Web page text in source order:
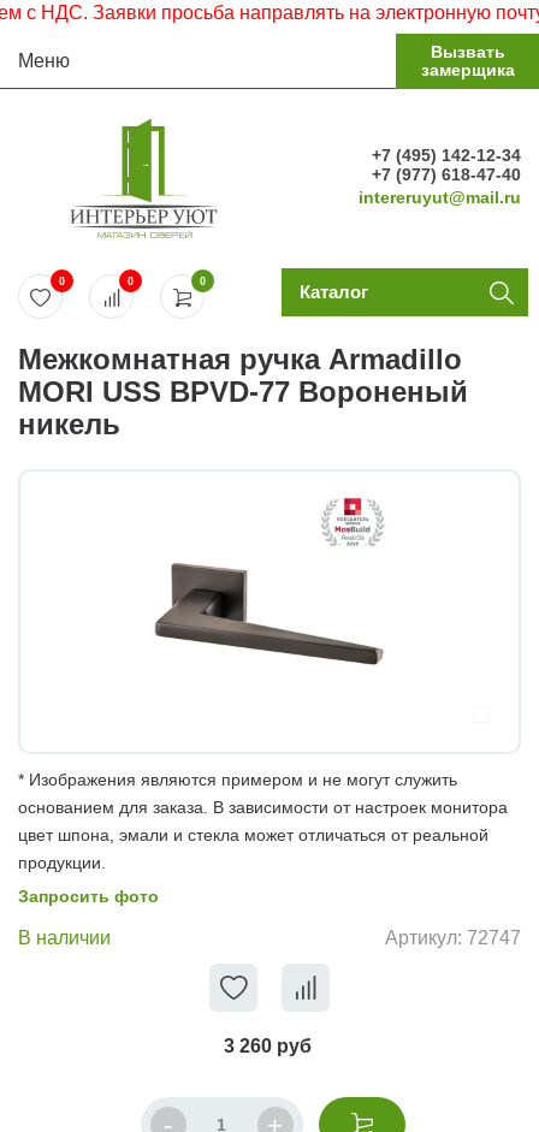
Заявки просьба направлять на электронную почту.
Меню
Вызвать
замерщика
+7 (495) 142-12-34
+7 (977) 618-47-40
intereruyut@mail.ru
0
0 0 Каталог
Межкомнатная ручка Armadillo
MORI USS BPVD-77 Вороненый
никель
* Изображения являются примером и не могут служить
основанием для заказа. В зависимости от настроек монитора
цвет шпона, эмали и стекла может отличаться от реальной
продукции.
Запросить фото
В наличии Артикул: 72747
3 260 руб